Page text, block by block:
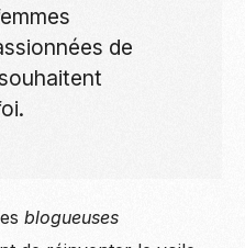
de
blogueuses